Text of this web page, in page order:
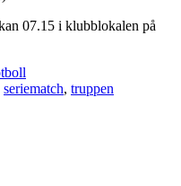
07.15 i klubblokalen på
seriematch, truppen